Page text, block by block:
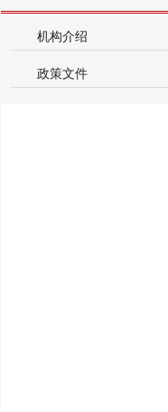
机构介绍
政策文件